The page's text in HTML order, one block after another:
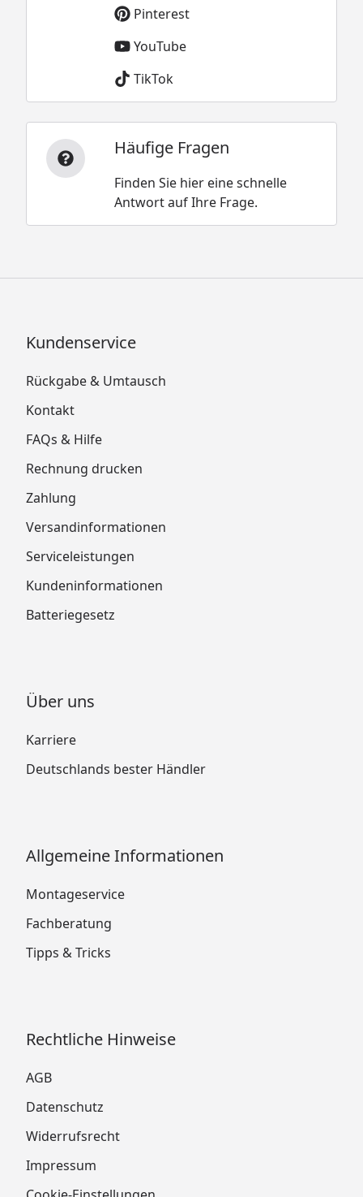
Pinterest
YouTube
TikTok
Häufige Fragen
Finden Sie hier eine schnelle
Antwort auf Ihre Frage.
Kundenservice
Rückgabe & Umtausch
Kontakt
FAQs & Hilfe
Rechnung drucken
Zahlung
Versandinformationen
Serviceleistungen
Kundeninformationen
Batteriegesetz
Über uns
Karriere
Deutschlands bester Händler
Allgemeine Informationen
Montageservice
Fachberatung
Tipps & Tricks
Rechtliche Hinweise
AGB
Datenschutz
Widerrufsrecht
Impressum